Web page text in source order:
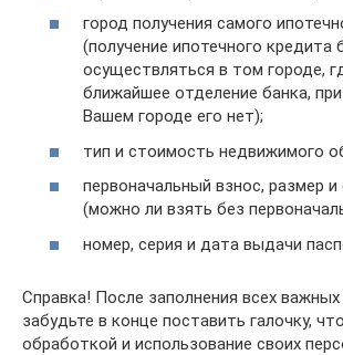
город получения самого
(получение ипотечного кредита
осуществляться в том городе,
ближайшее отделение банка,
Вашем городе его нет);
тип и стоимость недвижимого
первоначальный взнос, размер
(можно ли взять без
номер, серия и дата выдачи
Справка! После заполнения всех важных
забудьте в конце поставить галочку,
обработкой и использование своих